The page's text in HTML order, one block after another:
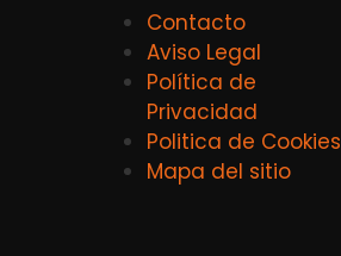
Contacto
Aviso Legal
Política de
Privacidad
Politica de Cookies
Mapa del sitio